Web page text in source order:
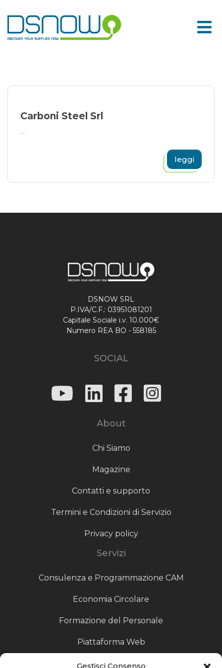
Gestisci Consenso
to
content
Carboni Steel Srl
...
leggi
DSNOW SRL
P.IVA/C.F.: 03951081201
Capitale Sociale i.v. 10.000€
Numero REA BO - 558185
SOCIAL
About
Chi Siamo
Magazine
Contatti e supporto
Termini e Condizioni di Servizio
Privacy policy
Servizi
Consulenza e Programmazione CAM
Economia Circolare
Formazione del Personale
Piattaforma Web
Scouting fornitori